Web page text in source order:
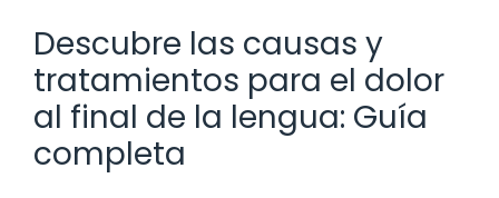
Descubre las causas y
tratamientos para el dolor
al final de la lengua: Guía
completa